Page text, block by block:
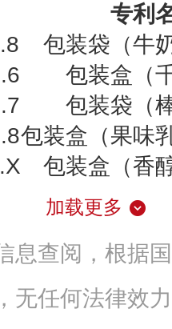
专利
包装袋（牛
包装盒（
包装袋（
包装盒（果味
包装盒（香
加载更多
息查阅，根据
无任何法律效